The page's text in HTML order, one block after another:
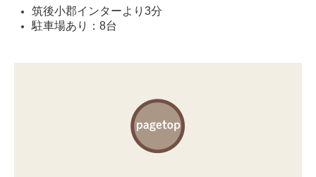
筑後小郡インターより 3分
駐車場あり：8台